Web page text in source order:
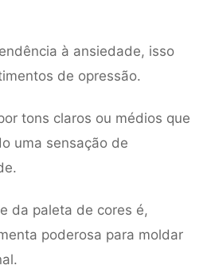
à ansiedade, isso
de opressão.
tons claros ou médios que
uma sensação de
da paleta de cores é,
poderosa para moldar